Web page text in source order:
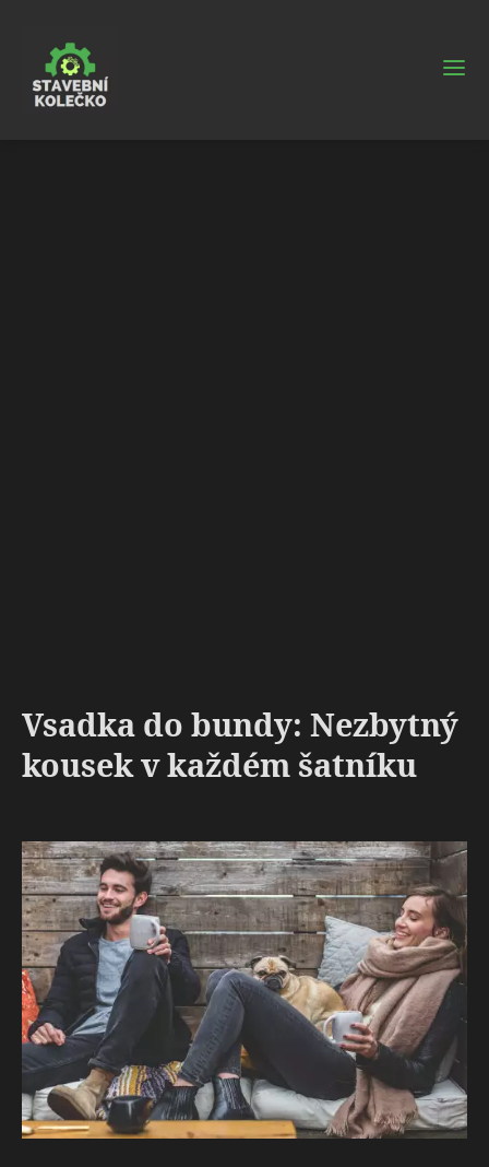
Vsadka do bundy: Nezbytný
kousek v každém šatníku